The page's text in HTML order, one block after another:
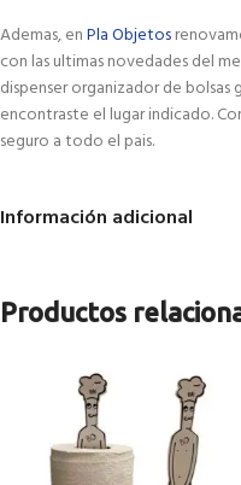
Ademas, enPla Objetos
con las ultimas novedades del
dispenser organizador de
encontraste el lugar indicado.
seguro a todo el pais.
Información adicional
Productos